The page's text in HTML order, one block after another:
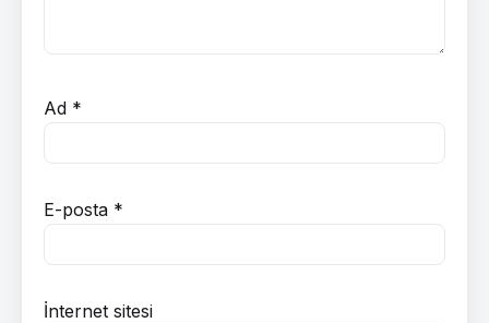
Ad *
E-posta *
İnternet sitesi